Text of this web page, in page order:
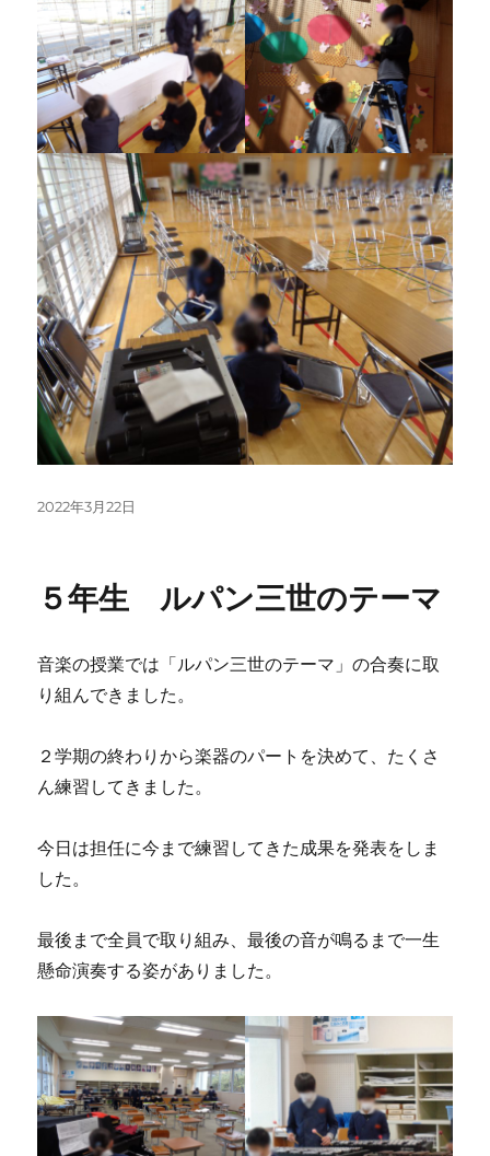
投
2022年3月22日
５年生 ルパン三世のテーマ
音楽の授業では「ルパン三世のテーマ」の合奏に取
り組んできました。
２学期の終わりから楽器のパートを決めて、たくさ
ん練習してきました。
今日は担任に今まで練習してきた成果を発表をしま
した。
最後まで全員で取り組み、最後の音が鳴るまで一生
懸命演奏する姿がありました。